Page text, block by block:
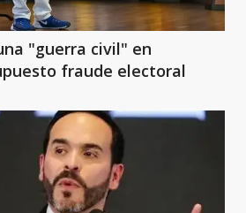
"guerra civil" en
fraude electoral